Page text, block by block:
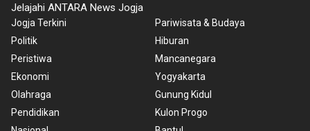
Jelajahi ANTARA News Jogja
Jogja Terkini
Politik
Peristiwa
Ekonomi
Olahraga
Pendidikan
Pariwisata & Budaya
Hiburan
Mancanegara
Yogyakarta
Gunung Kidul
Kulon Progo